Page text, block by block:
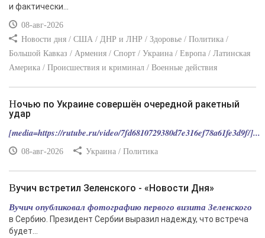
и фактически...
08-авг-2026
Новости дня / США / ДНР и ЛНР / Здоровье / Политика /
Большой Кавказ / Армения / Спорт / Украина / Европа / Латинская
Америка / Происшествия и криминал / Военные действия
Ночью по Украине совершён очередной ракетный
удар
[media=https://rutube.ru/video/7fd6810729380d7e316ef78a61fe3d9f/]...
08-авг-2026 Украина / Политика
Вучич встретил Зеленского - «Новости Дня»
Вучич опубликовал фотографию первого визита Зеленского
в Сербию. Президент Сербии выразил надежду, что встреча
будет...